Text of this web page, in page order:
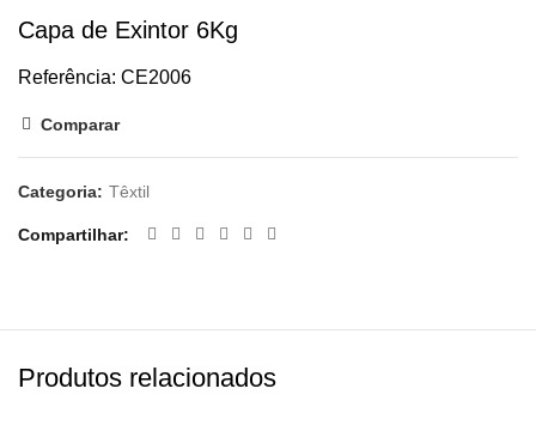
Capa de Exintor 6Kg
Referência: CE2006
Comparar
Categoria: Têxtil
Compartilhar
Produtos relacionados